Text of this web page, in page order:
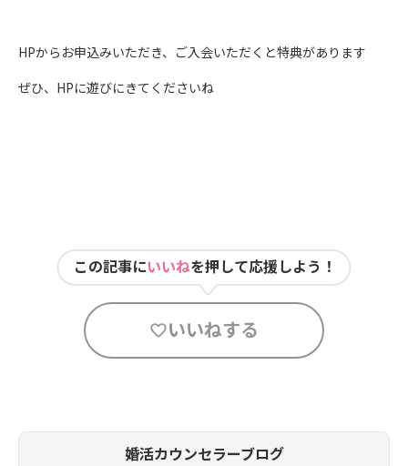
HPからお申込みいただき、ご入会いただくと特典があります
ぜひ、HPに遊びにきてくださいね
この記事にいいねを押して応援しよう！
いいねする
婚活カウンセラーブログ